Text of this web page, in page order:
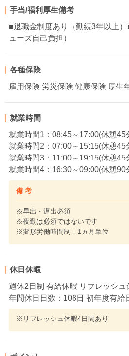
手当/福利厚生備考
■退職金制度あり（勤続3年以上
ューズ自己負担）
各種保険
雇用保険 労災保険 健康保険 厚生
就業時間
就業時間1：08:45～17:00(休憩45
就業時間2：07:00～15:15(休憩45
就業時間3：11:00～19:15(休憩45
就業時間4：16:30～09:00(休憩90
備 考
※早出・遅出必須
※夜勤は必須ではないです
※変形労働時間制：1ヵ月単位
休日休暇
週休2日制 有給休暇 リフレッシュ
年間休日日数：108日 初年度有給
※リフレッシュ休暇4日間あり